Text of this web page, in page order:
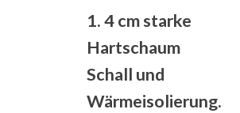
1. 4 cm starke
Hartschaum
Schall und
Wärmeisolierung.